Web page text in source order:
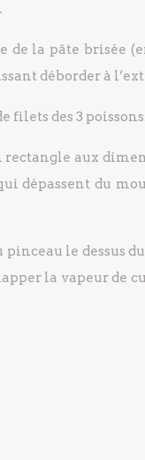
de la pâte brisée
déborder à
filets des 3
aux
dépassent du
pinceau le dessus
la vapeur de